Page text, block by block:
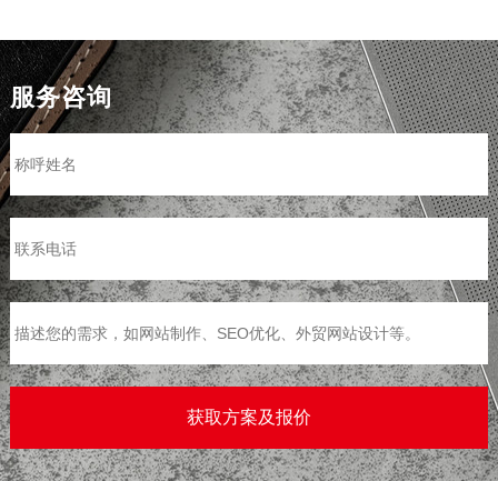
案，同时尽可能的帮助大家通过互联网真正为...
服务咨询
>